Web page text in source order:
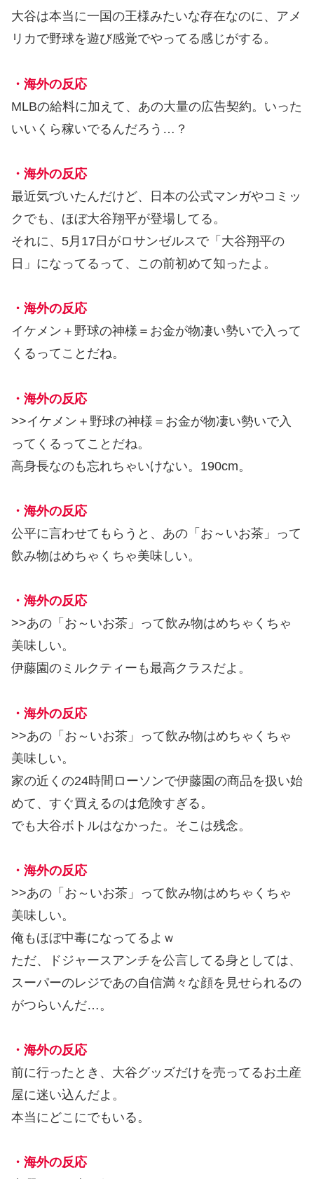
大谷は本当に一国の王様みたいな存在なのに、アメ
リカで野球を遊び感覚でやってる感じがする。
・海外の反応
MLBの給料に加えて、あの大量の広告契約。いった
いいくら稼いでるんだろう…？
・海外の反応
最近気づいたんだけど、日本の公式マンガやコミッ
クでも、ほぼ大谷翔平が登場してる。
それに、5月17日がロサンゼルスで「大谷翔平の
日」になってるって、この前初めて知ったよ。
・海外の反応
イケメン＋野球の神様＝お金が物凄い勢いで入って
くるってことだね。
・海外の反応
>>イケメン＋野球の神様＝お金が物凄い勢いで入
ってくるってことだね。
高身長なのも忘れちゃいけない。190cm。
・海外の反応
公平に言わせてもらうと、あの「お～いお茶」って
飲み物はめちゃくちゃ美味しい。
・海外の反応
>>あの「お～いお茶」って飲み物はめちゃくちゃ
美味しい。
伊藤園のミルクティーも最高クラスだよ。
・海外の反応
>>あの「お～いお茶」って飲み物はめちゃくちゃ
美味しい。
家の近くの24時間ローソンで伊藤園の商品を扱い始
めて、すぐ買えるのは危険すぎる。
でも大谷ボトルはなかった。そこは残念。
・海外の反応
>>あの「お～いお茶」って飲み物はめちゃくちゃ
美味しい。
俺もほぼ中毒になってるよｗ
ただ、ドジャースアンチを公言してる身としては、
スーパーのレジであの自信満々な顔を見せられるの
がつらいんだ…。
・海外の反応
前に行ったとき、大谷グッズだけを売ってるお土産
屋に迷い込んだよ。
本当にどこにでもいる。
・海外の反応